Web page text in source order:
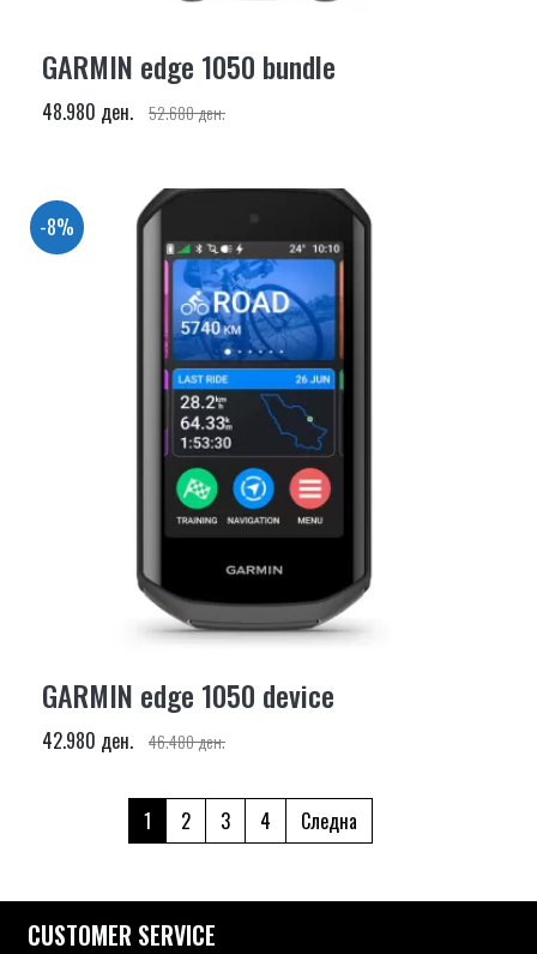
GARMIN edge 1050 bundle
48.980 ден. 52.680 ден.
-8%
GARMIN edge 1050 device
42.980 ден. 46.480 ден.
1 2 3 4 Следна
CUSTOMER SERVICE